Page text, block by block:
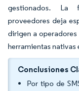
gestionados. La
proveedores deja
dirigen a
herramientas nativas
Conclusiones
Por tipo de